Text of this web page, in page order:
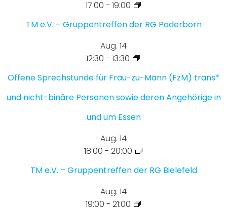
17:00 - 19:00
TM e.V. – Gruppentreffen der RG Paderborn
Aug. 14
12:30 - 13:30
Offene Sprechstunde für Frau-zu-Mann (FzM) trans*
und nicht-binäre Personen sowie deren Angehörige in
und um Essen
Aug. 14
18:00 - 20:00
TM e.V. – Gruppentreffen der RG Bielefeld
Aug. 14
19:00 - 21:00